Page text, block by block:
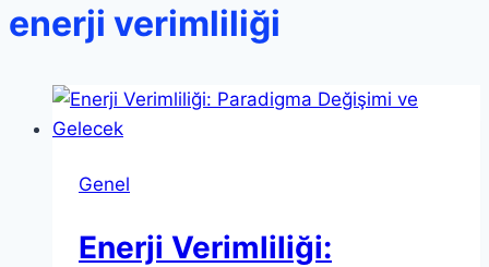
enerji verimliliği
Genel
Enerji Verimliliği: